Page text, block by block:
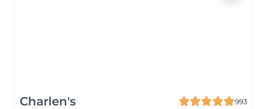
Charlen's
993